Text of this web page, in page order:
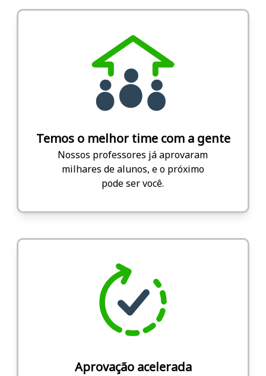
Temos o melhor time com a gente
Nossos professores já aprovaram
milhares de alunos, e o próximo
pode ser você.
Aprovação acelerada